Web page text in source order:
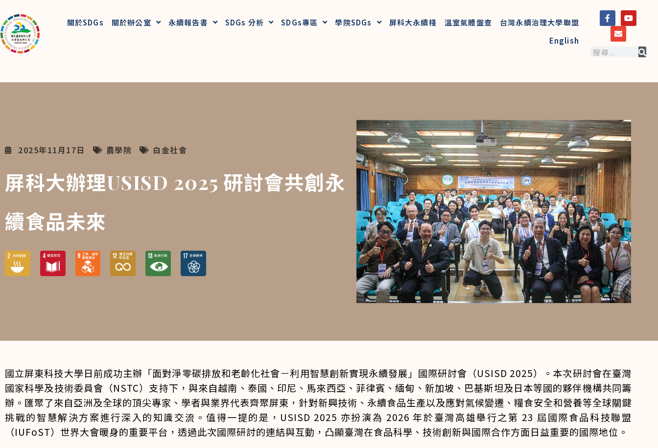
關於SDGs 關於辦公室 永續報告書 SDGs 分析 SDGs專區 學院SDGs 屏科大永續棧 溫室氣體盤查
台灣永續治理大學聯盟
English
2025年11月17日 農學院 白金社會
屏科大辦理USISD 2025 研討會共創永
續食品未來
國立屏東科技大學日前成功主辦「面對淨零碳排放和老齡化社會－利用智慧創新實現永續發展」國際研討會（USISD 2025）。本次研討會在臺灣
國家科學及技術委員會（NSTC）支持下，與來自越南、泰國、印尼、馬來西亞、菲律賓、緬甸、新加坡、巴基斯坦及日本等國的夥伴機構共同籌
辦。匯聚了來自亞洲及全球的頂尖專家、學者與業界代表齊聚屏東，針對新興技術、永續食品生產以及應對氣候變遷、糧食安全和營養等全球關鍵
挑戰的智慧解決方案進行深入的知識交流。值得一提的是，USISD 2025 亦扮演為 2026 年於臺灣高雄舉行之第 23 屆國際食品科技聯盟
（IUFoST）世界大會暖身的重要平台，透過此次國際研討的連結與互動，凸顯臺灣在食品科學、技術創新與國際合作方面日益重要的國際地位。